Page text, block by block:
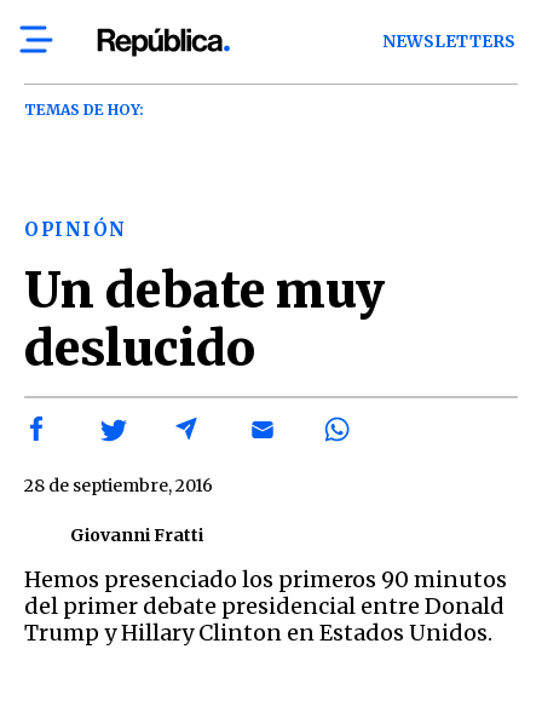
NEWSLETTERS
TEMAS DE HOY:
OPINIÓN
Un debate muy
deslucido
Giovanni Fratti
28 de septiembre, 2016
Hemos presenciado los primeros 90 minutos
del primer debate presidencial entre Donald
Trump y Hillary Clinton en Estados Unidos.